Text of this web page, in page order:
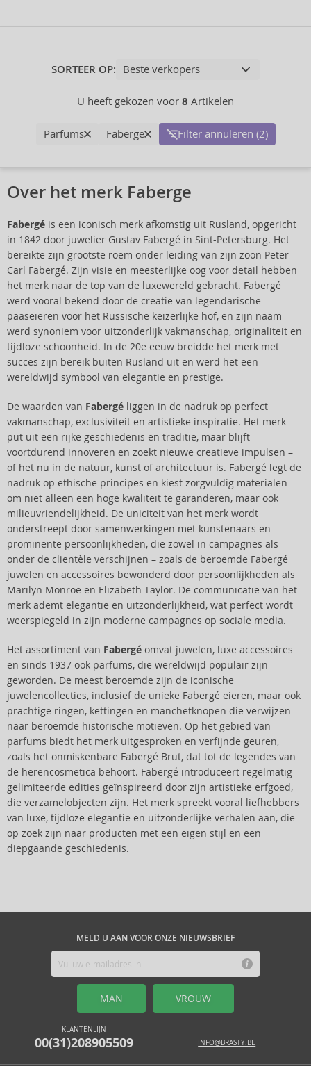
SORTEER OP:
U heeft gekozen voor 8 Artikelen
Parfums Faberge Filter annuleren (2)
Over het merk Faberge
Fabergé is een iconisch merk afkomstig uit Rusland, opgericht
in 1842 door juwelier Gustav Fabergé in Sint-Petersburg. Het
bereikte zijn grootste roem onder leiding van zijn zoon Peter
Carl Fabergé. Zijn visie en meesterlijke oog voor detail hebben
het merk naar de top van de luxewereld gebracht. Fabergé
werd vooral bekend door de creatie van legendarische
paaseieren voor het Russische keizerlijke hof, en zijn naam
werd synoniem voor uitzonderlijk vakmanschap, originaliteit en
tijdloze schoonheid. In de 20e eeuw breidde het merk met
succes zijn bereik buiten Rusland uit en werd het een
wereldwijd symbool van elegantie en prestige.
De waarden van Fabergé liggen in de nadruk op perfect
vakmanschap, exclusiviteit en artistieke inspiratie. Het merk
put uit een rijke geschiedenis en traditie, maar blijft
voortdurend innoveren en zoekt nieuwe creatieve impulsen –
of het nu in de natuur, kunst of architectuur is. Fabergé legt de
nadruk op ethische principes en kiest zorgvuldig materialen
om niet alleen een hoge kwaliteit te garanderen, maar ook
milieuvriendelijkheid. De uniciteit van het merk wordt
onderstreept door samenwerkingen met kunstenaars en
prominente persoonlijkheden, die zowel in campagnes als
onder de clientèle verschijnen – zoals de beroemde Fabergé
juwelen en accessoires bewonderd door persoonlijkheden als
Marilyn Monroe en Elizabeth Taylor. De communicatie van het
merk ademt elegantie en uitzonderlijkheid, wat perfect wordt
weerspiegeld in zijn moderne campagnes op sociale media.
Het assortiment van Fabergé omvat juwelen, luxe accessoires
en sinds 1937 ook parfums, die wereldwijd populair zijn
geworden. De meest beroemde zijn de iconische
juwelencollecties, inclusief de unieke Fabergé eieren, maar ook
prachtige ringen, kettingen en manchetknopen die verwijzen
naar beroemde historische motieven. Op het gebied van
parfums biedt het merk uitgesproken en verfijnde geuren,
zoals het onmiskenbare Fabergé Brut, dat tot de legendes van
de herencosmetica behoort. Fabergé introduceert regelmatig
gelimiteerde edities geïnspireerd door zijn artistieke erfgoed,
die verzamelobjecten zijn. Het merk spreekt vooral liefhebbers
van luxe, tijdloze elegantie en uitzonderlijke verhalen aan, die
op zoek zijn naar producten met een eigen stijl en een
diepgaande geschiedenis.
MELD U AAN VOOR ONZE NIEUWSBRIEF
MAN VROUW
KLANTENLIJN
00(31)208905509 INFO@BRASTY.BE